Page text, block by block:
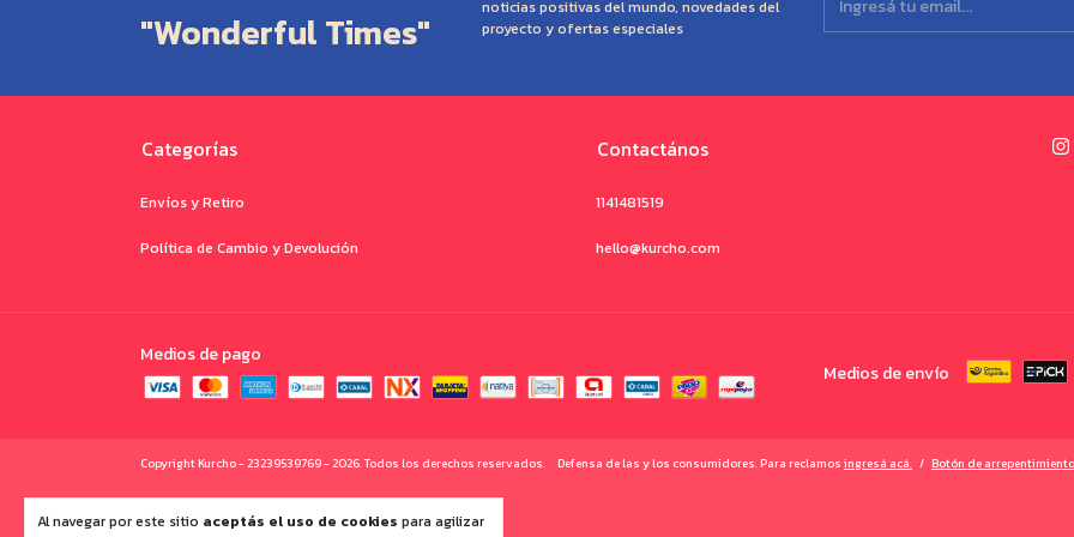
Al navegar por este sitio aceptás el uso de cookies para agilizar
"Wonderful Times"
noticias positivas del mundo, novedades del
proyecto y ofertas especiales
Categorías
Envíos y Retiro
Política de Cambio y Devolución
Contactános
1141481519
hello@kurcho.com
Medios de pago
Medios de envío
Copyright Kurcho - 23239539769 - 2026. Todos los derechos reservados. Defensa de las y los consumidores. Para reclamos ingresá acá. / Botón de arrepentimiento